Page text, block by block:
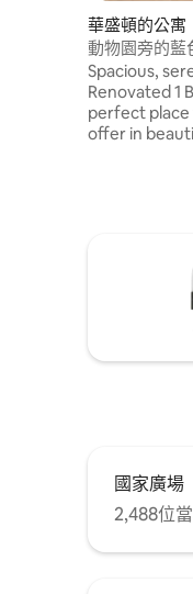
華盛頓的公寓
動物園旁的藍
AdMo-CoHi
Spacious,
Renovated 1
perfect place
offer in
mins. Enjoy
bars &
safe
國家廣場
2,488位